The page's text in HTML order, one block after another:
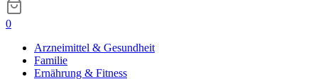
0
Arzneimittel & Gesundheit
Familie
Ernährung & Fitness